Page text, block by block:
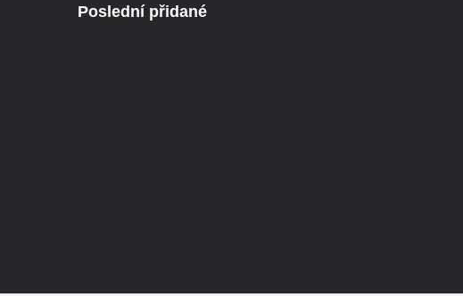
Poslední přidané